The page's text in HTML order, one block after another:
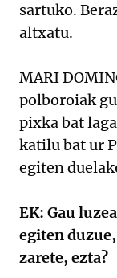
sartuko.
altxatu.
MARI
polboroiak
pixka bat
katilu bat ur
egiten
EK: Gau
egiten
zarete, ezta?